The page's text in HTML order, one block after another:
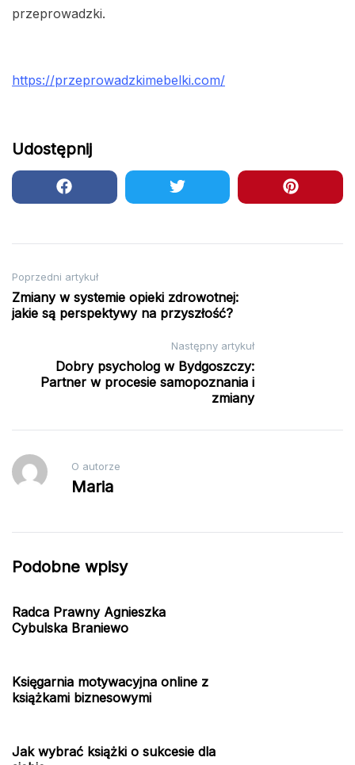
przeprowadzki.
https://przeprowadzkimebelki.com/
Udostępnij
Nawigacja
wpisu
Poprzedni artykuł
Zmiany w systemie opieki zdrowotnej:
jakie są perspektywy na przyszłość?
Następny artykuł
Dobry psycholog w Bydgoszczy:
Partner w procesie samopoznania i
zmiany
O autorze
Maria
Podobne wpisy
Radca Prawny Agnieszka
Cybulska Braniewo
Księgarnia motywacyjna online z
książkami biznesowymi
Jak wybrać książki o sukcesie dla